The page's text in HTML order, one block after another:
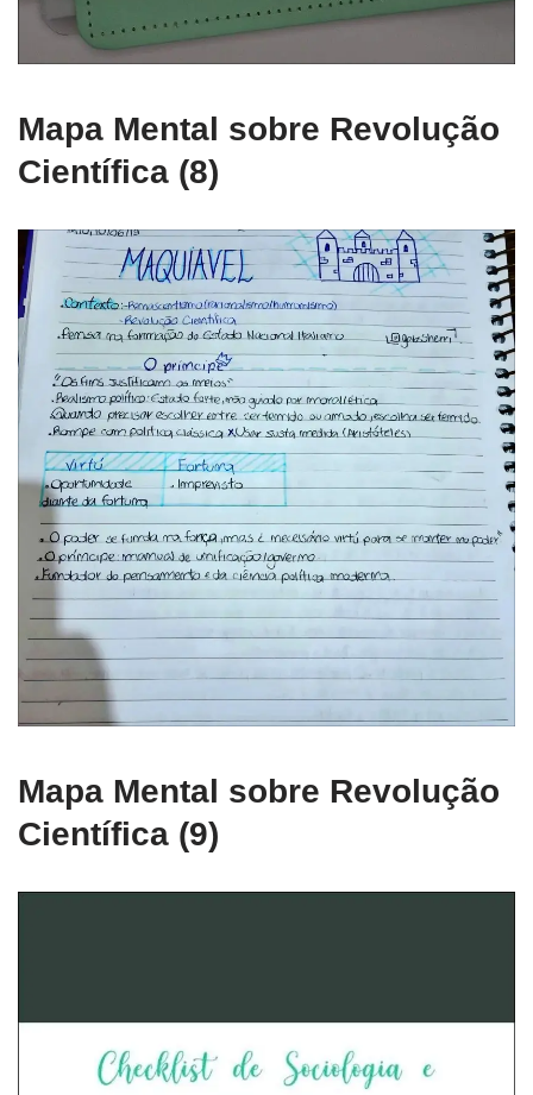
Mapa Mental sobre Revolução
Científica (8)
Mapa Mental sobre Revolução
Científica (9)